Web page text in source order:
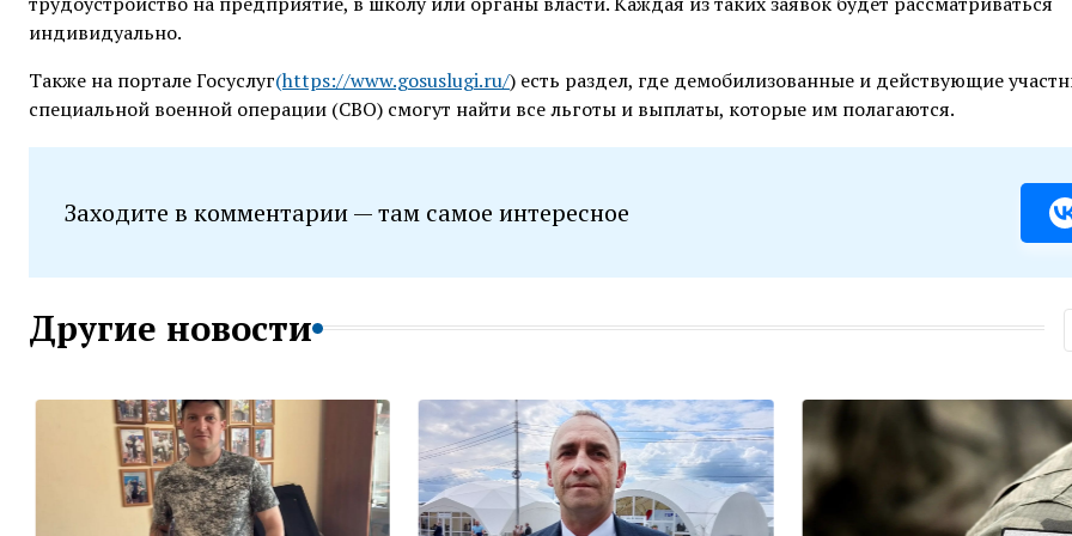
индивидуально.
Также на портале Госуслуг(https://www.gosuslugi.ru/) есть раздел, где демобилизованные и действующие
специальной военной операции (СВО) смогут найти все льготы и выплаты, которые им полагаются.
Заходите в комментарии — там самое интересное
Другие новости